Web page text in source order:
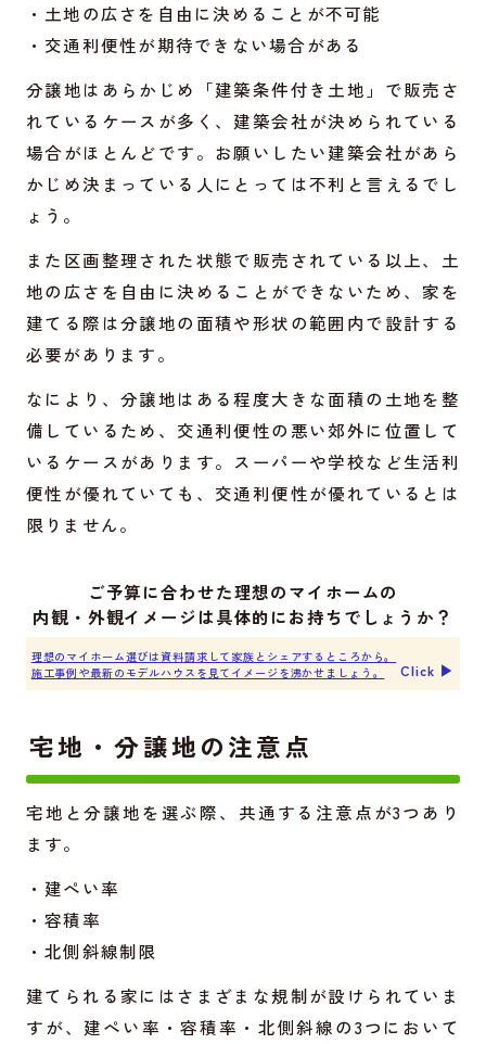
・土地の広さを自由に決めることが不可能
・交通利便性が期待できない場合がある
分譲地はあらかじめ「建築条件付き土地」で販売さ
れているケースが多く、建築会社が決められている
場合がほとんどです。お願いしたい建築会社があら
かじめ決まっている人にとっては不利と言えるでし
ょう。
また区画整理された状態で販売されている以上、土
地の広さを自由に決めることができないため、家を
建てる際は分譲地の面積や形状の範囲内で設計する
必要があります。
なにより、分譲地はある程度大きな面積の土地を整
備しているため、交通利便性の悪い郊外に位置して
いるケースがあります。スーパーや学校など生活利
便性が優れていても、交通利便性が優れているとは
限りません。
ご予算に合わせた理想のマイホームの
内観・外観イメージは具体的にお持ちでしょうか？
理想のマイホーム選びは資料請求して家族とシェアするところから。
施工事例や最新のモデルハウスを見てイメージを沸かせましょう。
Click ▶︎
宅地・分譲地の注意点
宅地と分譲地を選ぶ際、共通する注意点が3つあり
ます。
・建ぺい率
・容積率
・北側斜線制限
建てられる家にはさまざまな規制が設けられていま
すが、建ぺい率・容積率・北側斜線の3つにおいて